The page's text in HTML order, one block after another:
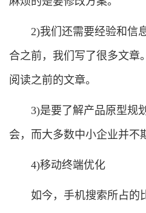
2)我们还需要经验和信
合之前，我们写了很多文章
阅读之前的文章。
3)是要了解产品原型规
会，而大多数中小企业并不
4)移动终端优化
如今，手机搜索所占的